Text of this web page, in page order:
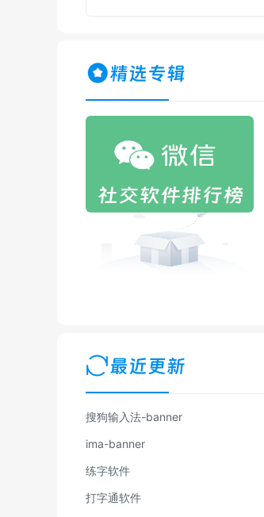
精选专辑
最近更新
搜狗输入法-banner
ima-banner
练字软件
打字通软件